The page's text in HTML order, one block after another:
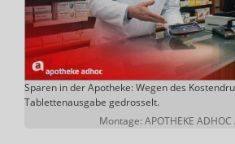
Sparen in der Apotheke: Wegen des
Tablettenausgabe gedrosselt.
Montage: APOTHEKE